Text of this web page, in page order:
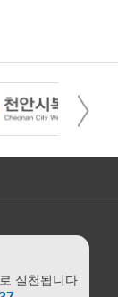
실천됩니다.